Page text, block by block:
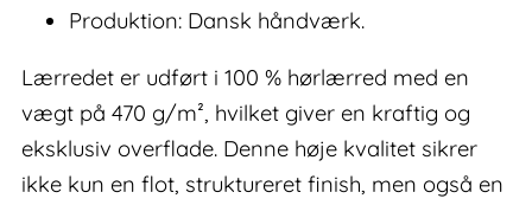
Produktion: Dansk håndværk.
Lærredet er udført i 100 % hørlærred med en
vægt på 470 g/m², hvilket giver en kraftig og
eksklusiv overflade. Denne høje kvalitet sikrer
ikke kun en flot, struktureret finish, men også en